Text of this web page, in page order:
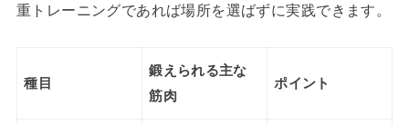
重トレーニングであれば場所を選ばずに実践できます。
種目
鍛えられる主な
筋肉
ポイント